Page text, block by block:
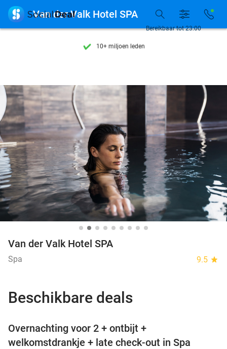
7 dagen per week beschikbaar
10+ miljoen leden
7 dagen per week beschikbaar
10+ miljoen leden
Bereikbaar tot 23:00
 Van der Valk Hotel SPA
Van der Valk Hotel SPA
Spa 9.5 star
Beschikbare deals
Overnachting voor 2 + ontbijt +
welkomstdrankje + late check-out in Spa